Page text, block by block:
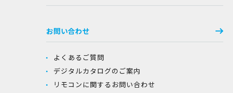
お問い合わせ
よくあるご質問
デジタルカタログのご案内
リモコンに関するお問い合わせ